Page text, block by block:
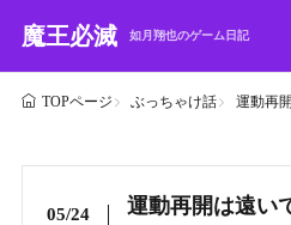
魔王必滅 如月翔也のゲーム日記
TOPページ ぶっちゃけ話 運動再
05/24
運動再開は遠